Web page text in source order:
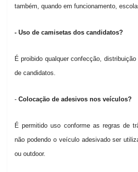
também, quando em funcionamento,
- Uso de camisetas dos candidatos?
É proibido qualquer confecção,
de candidatos.
- Colocação de adesivos nos veículos?
É permitido uso conforme as regras de
não podendo o veículo adesivado ser
ou outdoor.